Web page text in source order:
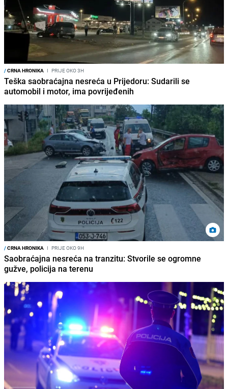
/CRNA HRONIKA I PRIJE OKO 3H
Teška saobraćajna nesreća u Prijedoru: Sudarili se
automobil i motor, ima povrijeđenih
/CRNA HRONIKA I PRIJE OKO 9H
Saobraćajna nesreća na tranzitu: Stvorile se ogromne
gužve, policija na terenu